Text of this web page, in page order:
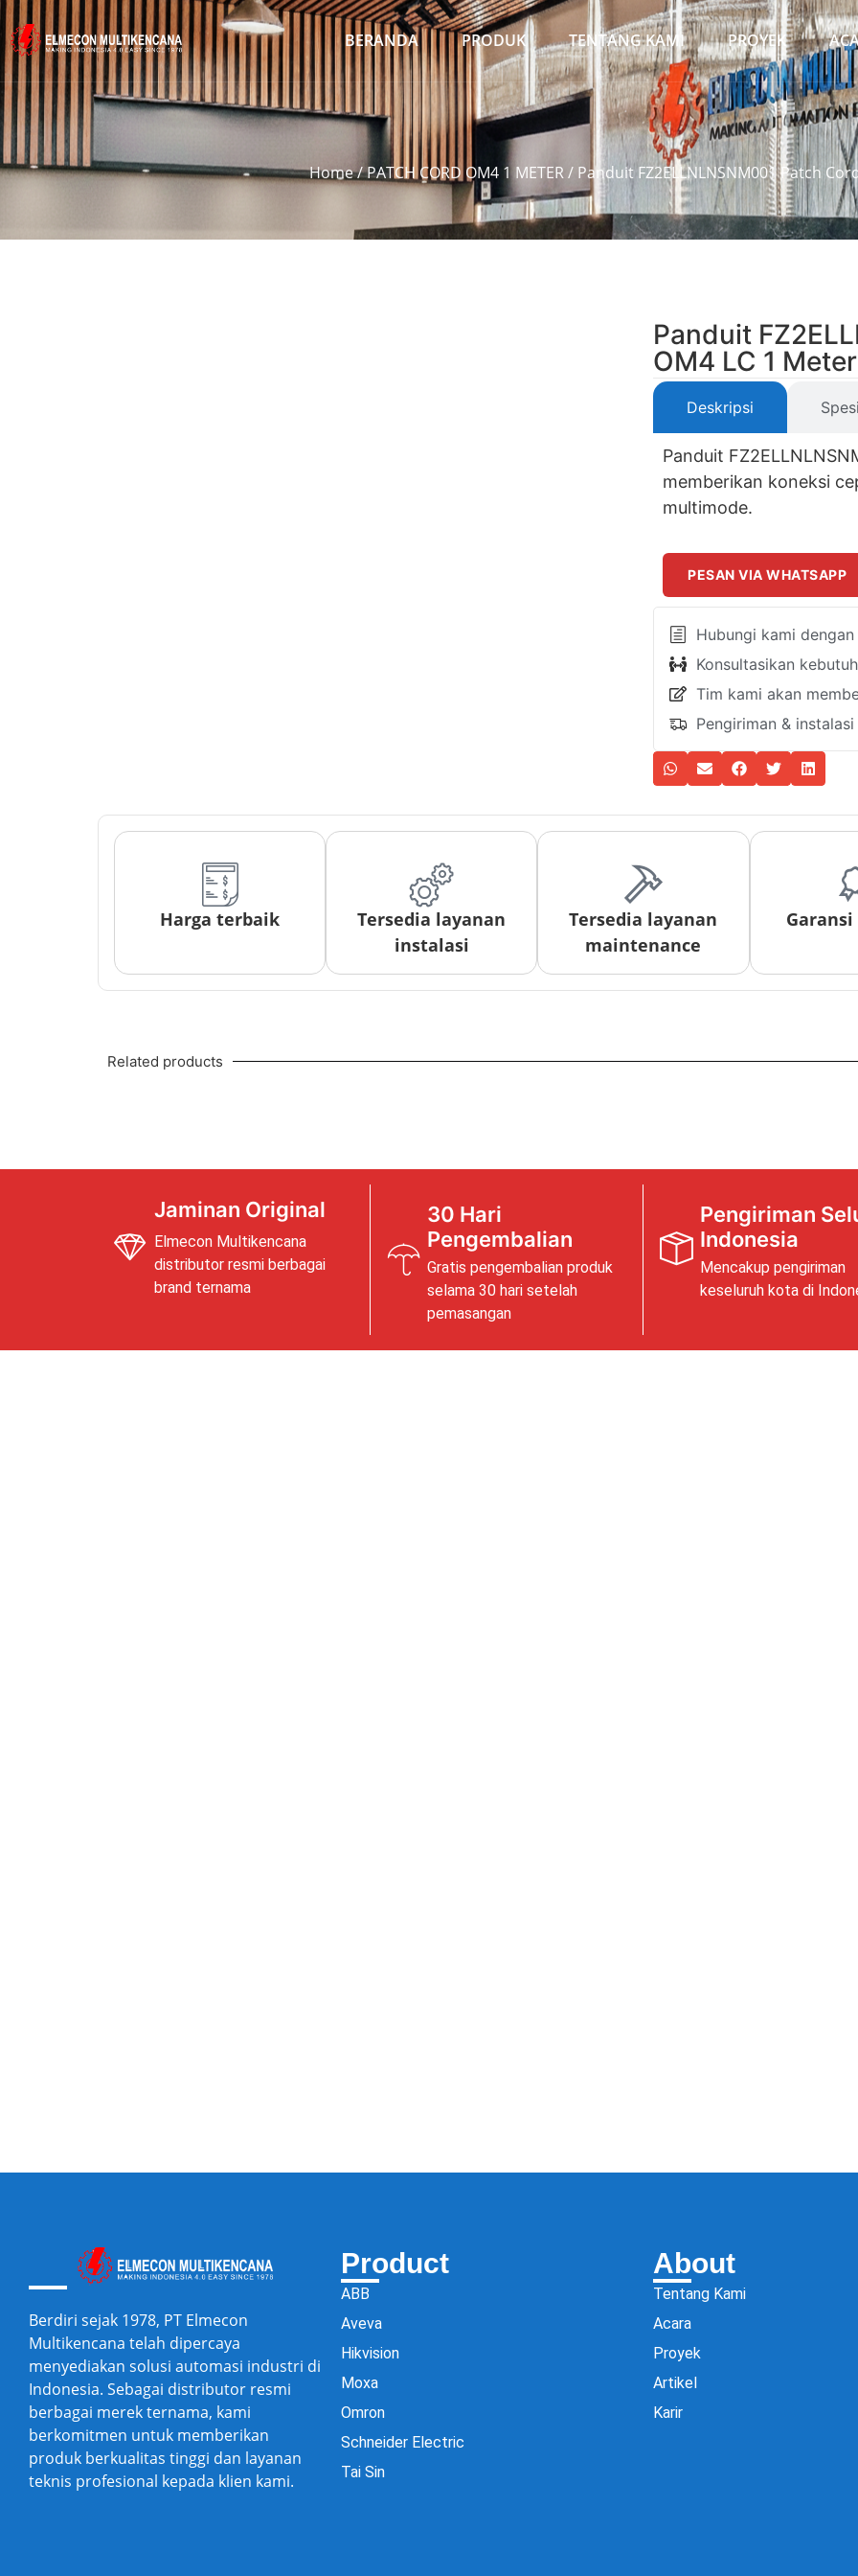
BERANDA PRODUK TENTANG KAMI PROYEK
Home/PATCH CORD OM4 1 METER/ Panduit FZ2ELLNLNSNM001 Patch
Panduit
OM4 LC 1 Meter
Deskripsi
Panduit
memberikan koneksi
multimode.
PESAN VIA WHATSAPP
Hubungi kami
Konsultasikan
Tim kami akan
Pengiriman &
Harga terbaik
Tersedia layanan
instalasi
Tersedia layanan
maintenance
Related products
Jaminan Original
Elmecon Multikencana
distributor resmi berbagai
brand ternama
30 Hari
Pengembalian
Gratis pengembalian produk
selama 30 hari setelah
pemasangan
Pengiriman
Indonesia
Mencakup pengiriman
keseluruh kota di
Berdiri sejak 1978, PT Elmecon
Multikencana telah dipercaya
menyediakan solusi automasi industri di
Indonesia. Sebagai distributor resmi
berbagai merek ternama, kami
berkomitmen untuk memberikan
produk berkualitas tinggi dan layanan
teknis profesional kepada klien kami.
Product
ABB
Aveva
Hikvision
Moxa
Omron
Schneider Electric
Tai Sin
About
Tentang Kami
Acara
Proyek
Artikel
Karir